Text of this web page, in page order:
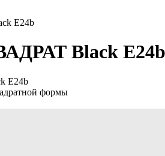
E24b
Black E24b
E24b
формы